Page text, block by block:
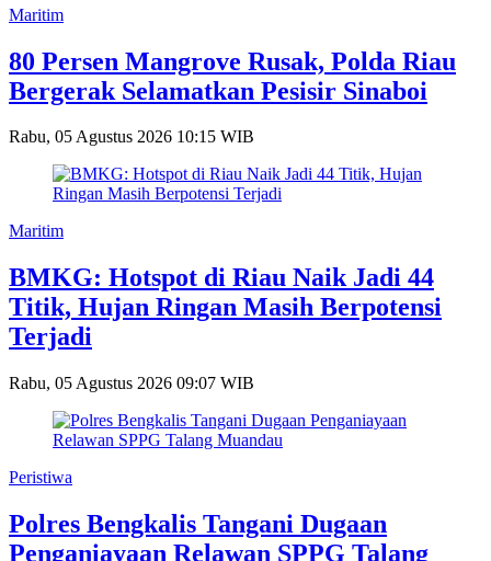
Maritim
80 Persen Mangrove Rusak, Polda Riau
Bergerak Selamatkan Pesisir Sinaboi
Rabu, 05 Agustus 2026 10:15 WIB
Maritim
BMKG: Hotspot di Riau Naik Jadi 44
Titik, Hujan Ringan Masih Berpotensi
Terjadi
Rabu, 05 Agustus 2026 09:07 WIB
Peristiwa
Polres Bengkalis Tangani Dugaan
Penganiayaan Relawan SPPG Talang